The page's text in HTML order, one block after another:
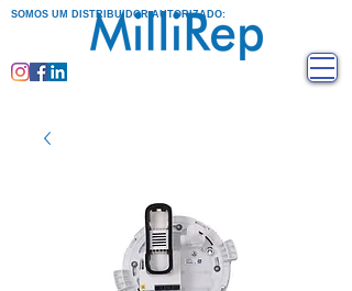
SOMOS UM DISTRIBUIDOR AUTORIZADO: